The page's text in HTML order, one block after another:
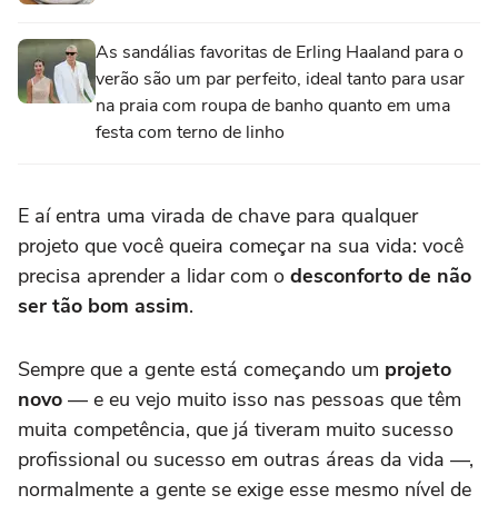
As sandálias favoritas de Erling Haaland para o
verão são um par perfeito, ideal tanto para usar
na praia com roupa de banho quanto em uma
festa com terno de linho
E aí entra uma virada de chave para qualquer
projeto que você queira começar na sua vida: você
precisa aprender a lidar com o desconforto de não
ser tão bom assim.
Sempre que a gente está começando um projeto
novo — e eu vejo muito isso nas pessoas que têm
muita competência, que já tiveram muito sucesso
profissional ou sucesso em outras áreas da vida —,
normalmente a gente se exige esse mesmo nível de